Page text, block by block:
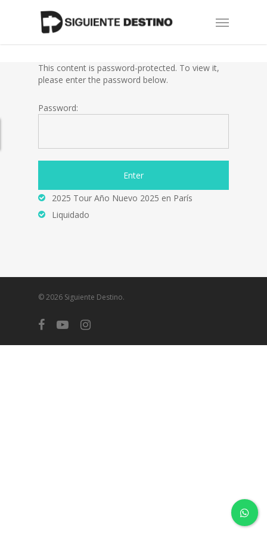
Menu
This content is password-protected. To view it,
please enter the password below.
Password:
2025 Tour Año Nuevo 2025 en París
Liquidado
© 2026 Siguiente Destino.
facebookyoutubeinstagram